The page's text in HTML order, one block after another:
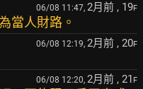
06/08 11:47, 2月前 , 19F
當人財路。
06/08 12:19, 2月前 , 20F
06/08 12:20, 2月前 , 21 F